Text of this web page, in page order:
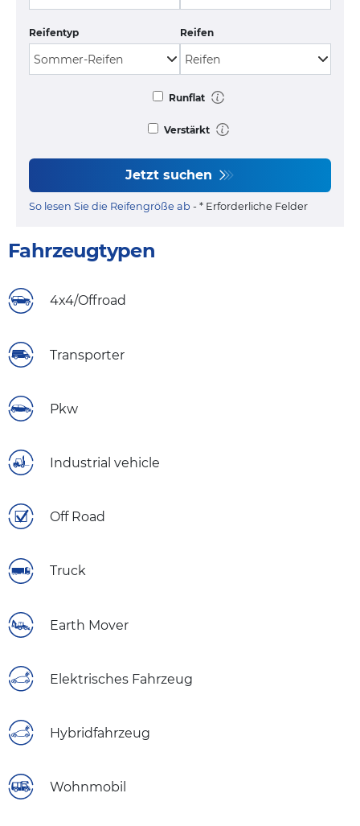
Reifentyp Reifen
Runflat
Verstärkt
Jetzt suchen
So lesen Sie die Reifengröße ab - * Erforderliche Felder
Fahrzeugtypen
4x4/Offroad
Transporter
Pkw
Industrial vehicle
Off Road
Truck
Earth Mover
Elektrisches Fahrzeug
Hybridfahrzeug
Wohnmobil